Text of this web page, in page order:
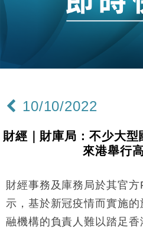
11:40
財經｜黑石傳再籌逾
財經｜美商務部擬擴大
17:40
財經｜本港6月零售額
16:33
財經｜滙控重啟最多10
元以下
11:30
財經｜精星香港夥菜鳥
10/10/2022
財經｜財庫局：不少大型
來港舉行
財經事務及庫務局於其官
示，基於新冠疫情而實施
融機構的負責人難以踏足